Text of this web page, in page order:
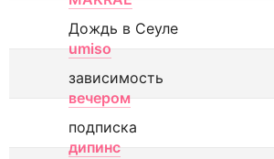
Дождь в Сеуле
umiso
зависимость
вечером
подписка
дипинс